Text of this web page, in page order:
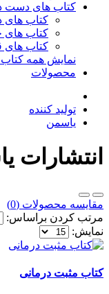
کتاب های دست
کتاب های
کتاب
کتاب های
نمایش همه
محصولات
تولید کننده
یاسمن
انتشارات
مقایسه محصولات (0)
مرتب کردن براساس:
نمایش:
کتاب مثبت درمانی